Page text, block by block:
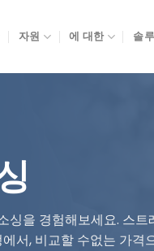
자원 에 대한 솔
을 경험해보세요. 스트
서, 비교할 수없는 가격